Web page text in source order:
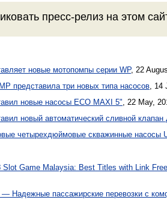
пресс-релизна этом
новые мотопомпы серии WP, 22
представила три новых типа насосов 14
новые насосы ЕСО MAXI 5"
22 May,
новый автоматический сливной
четырехдюймовые скважинные насосы
Slot Game Malaysia: Best Titles with Link
— Надежные пассажирские перевозки с